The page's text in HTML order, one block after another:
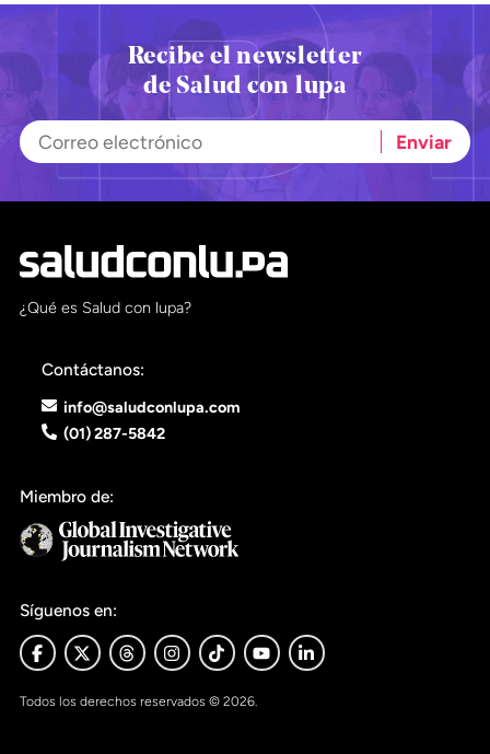
FORMATOS
Entrevistas
Opinión
Biblioterapia
Cartas y réplicas
Pon tu lupa sobre lo
que importa
Recibe el newsletter
de Salud con lupa
¿Qué es Salud con lupa?
Contáctanos:
info@saludconlupa.com
(01) 287-5842
Miembro de:
Síguenos en:
Todos los derechos reservados © 2026.